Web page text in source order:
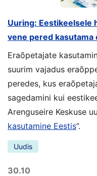
Uuring: Eestikeelsele
vene pered kasutama
Eraõpetajate
suurim vajadus
peredes, kus
sagedamini kui
Arenguseire Keskuse
kasutamine Eestis”.
Uudis
30.10